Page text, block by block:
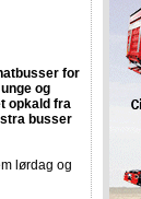
for
og
opkald fra
busser
lørdag og